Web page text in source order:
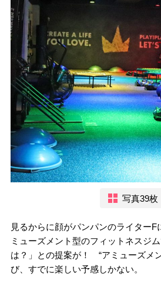
写真39枚
見るからに顔がパンパンのライターF
ミューズメント型のフィットネスジ
は？」との提案が！ “アミューズメ
び、すでに楽しい予感しかない。